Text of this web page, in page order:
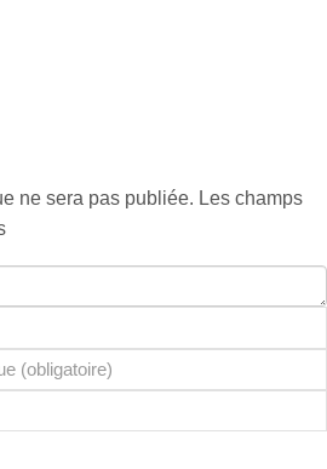
ne sera pas publiée. Les champs